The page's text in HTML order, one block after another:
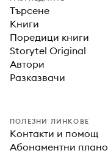
Търсене
Книги
Поредици книги
Storytel Original
Автори
Разказвачи
ПОЛЕЗНИ ЛИНКОВЕ
Контакти и помощ
Абонаментни